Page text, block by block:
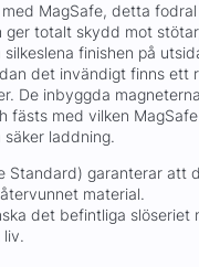
MagSafe, detta
ger totalt skydd mot
finishen på
det invändigt finns ett
De inbyggda
fästs med vilken
laddning.
Standard) garanterar att
material.
det befintliga slöseriet